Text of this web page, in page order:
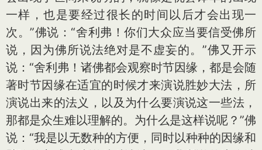
一样，也是要经过很长的时间以后才会出现一
次。”佛说：“舍利弗！你们大众应当要信受佛所
说，因为佛所说法绝对是不虚妄的。”佛又开示
说：“舍利弗！诸佛都会观察时节因缘，都是会随
著时节因缘在适宜的时候才来演说胜妙大法，所
演说出来的法义，以及为什么要演说这一些法，
那都是众生难以理解的。为什么是这样说呢？”佛
说：“我是以无数种的方便，同时以种种的因缘和